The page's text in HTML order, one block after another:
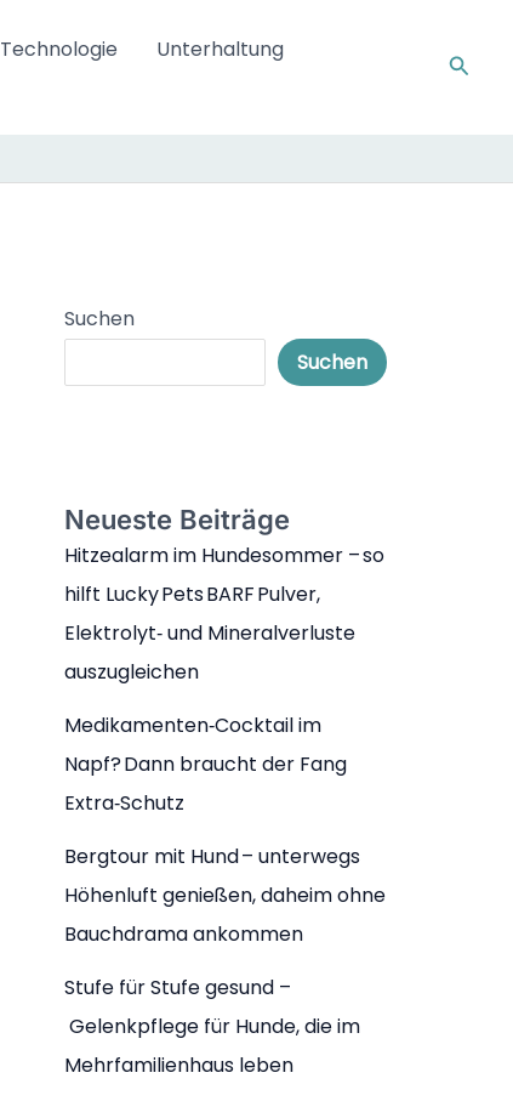
Technologie
Unterhaltung
Suchen
Suchen
Neueste Beiträge
Hitzealarm im Hundesommer – so
hilft Lucky Pets BARF Pulver,
Elektrolyt‑ und Mineralverluste
auszugleichen
Medikamenten‑Cocktail im
Napf? Dann braucht der Fang
Extra‑Schutz
Bergtour mit Hund – unterwegs
Höhenluft genießen, daheim ohne
Bauchdrama ankommen
Stufe für Stufe gesund –
Gelenkpflege für Hunde, die im
Mehrfamilienhaus leben